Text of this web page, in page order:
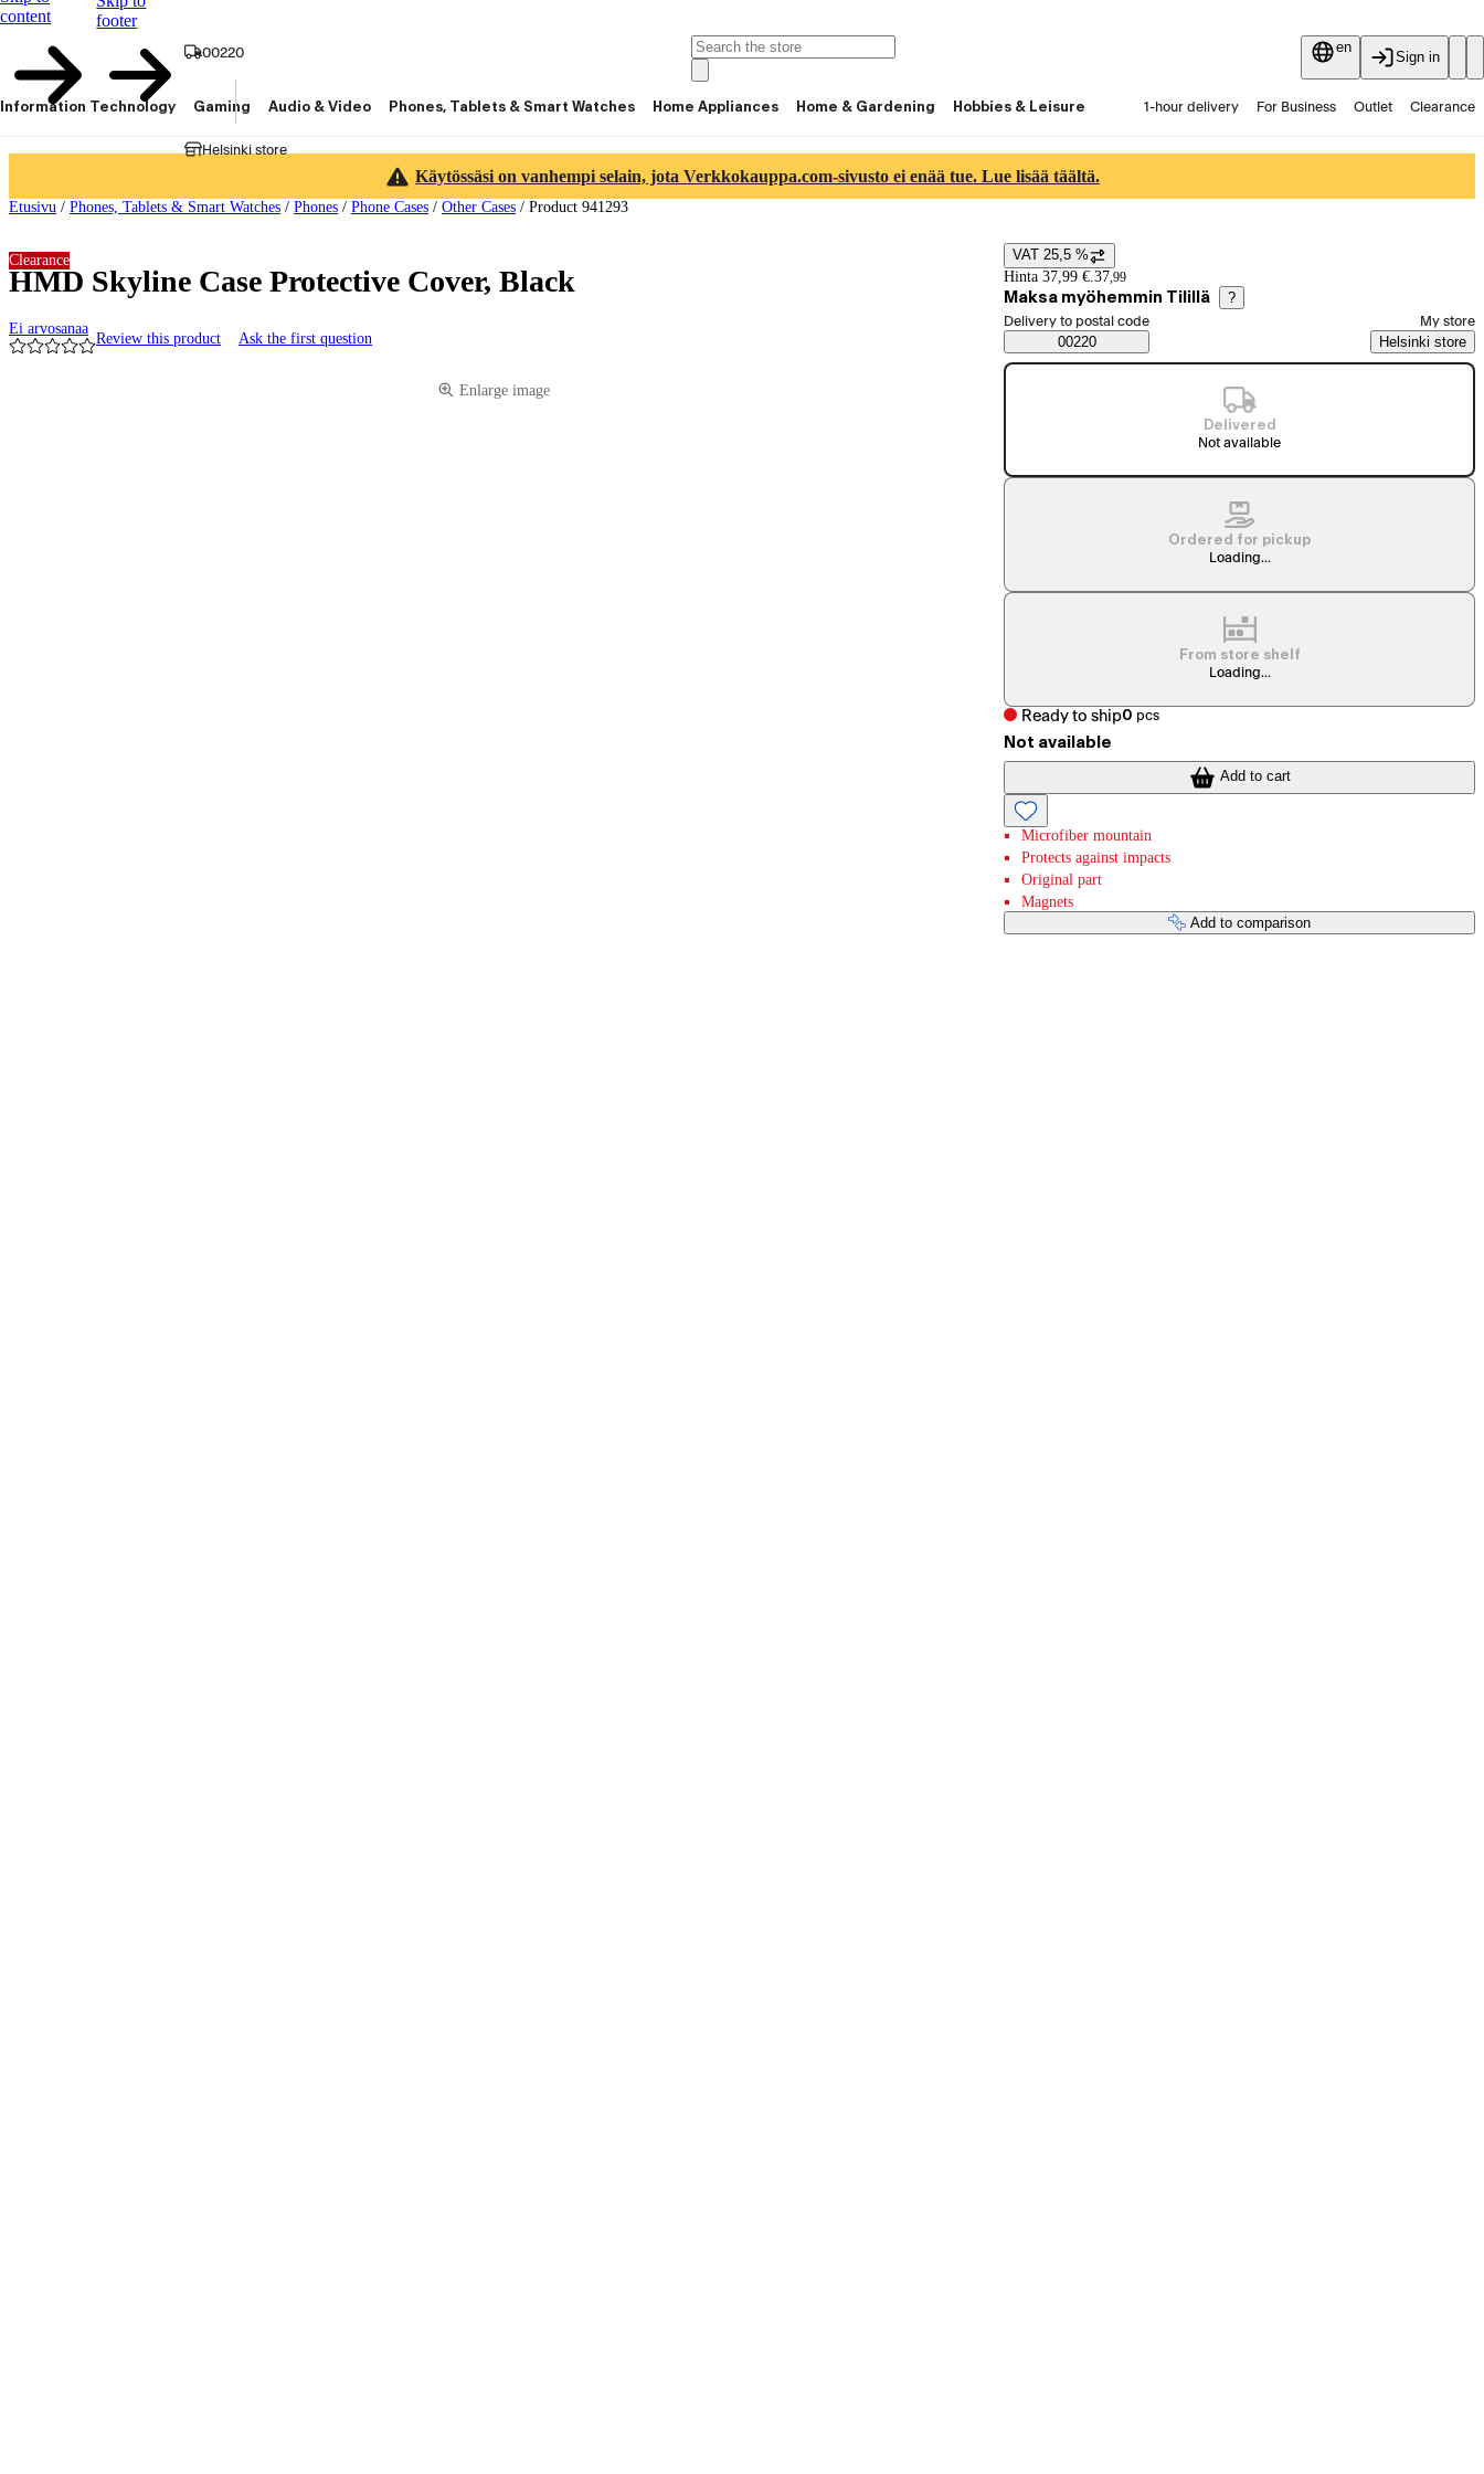
content
footer
00220
Helsinki store
en
Sign in
Information Technology Gaming Audio & Video Phones, Tablets & Smart Watches Home Appliances Home & Gardening Hobbies & Leisure 1-hour delivery For Business Outlet Clearance
Käytössäsi on vanhempi selain, jota Verkkokauppa.com-sivusto ei enää tue. Lue lisää täältä.
Etusivu / Phones, Tablets & Smart Watches / Phones / Phone Cases / Other Cases / Product 941293
HMD Skyline Case Protective Cover, Black
Ei arvosanaa
Review this product Ask the first question
Clearance
Enlarge image
Price details
VAT 25,5 %
Hinta 37,99 €.37,99
Maksa myöhemmin Tilillä ?
Saatavuustiedot
Select order method
Delivery to postal code
00220
My store
Helsinki store
Delivered
Not available
Ordered for pickup
Loading...
From store shelf
Loading...
Ready to ship0 pcs
Not available
Add to cart
Microfiber mountain
Protects against impacts
Original part
Magnets
Add to comparison